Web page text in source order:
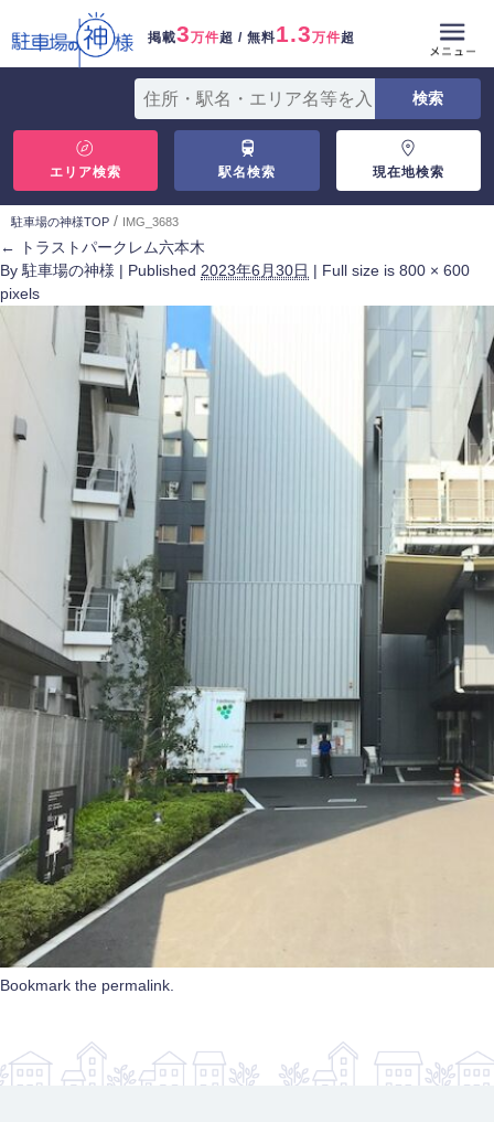
掲載3万件超 / 無料1.3万件超
エリア検索 駅名検索 現在地検索
駐車場の神様TOP / IMG_3683
←
トラストパークレム六本木
By 駐車場の神様 | Published 2023年6月30日 | Full size is 800 × 600
pixels
Bookmark the permalink